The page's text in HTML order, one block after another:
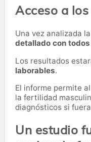
Acceso a
Una vez analizada
detallado con
Los resultados
laborables.
El informe permite
la fertilidad
diagnósticos si
Un estudio